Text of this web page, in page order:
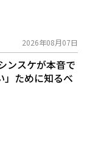
2026年08月07日
ンスケが本音で
」ために知るべ